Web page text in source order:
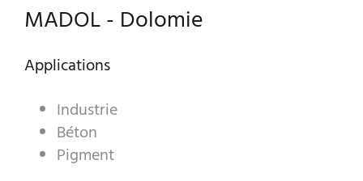
PREBEL
MADOL - Dolomie
Applications
Industrie
Béton
Pigment